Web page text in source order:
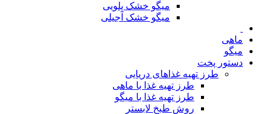
میگو خشک پلویی
میگو خشک آجیلی
ماهی
میگو
دستور پخت
طرز تهیه غذاهای دریایی
طرز تهیه غذا با ماهی
طرز تهیه غذا با میگو
روش طبخ لابستر